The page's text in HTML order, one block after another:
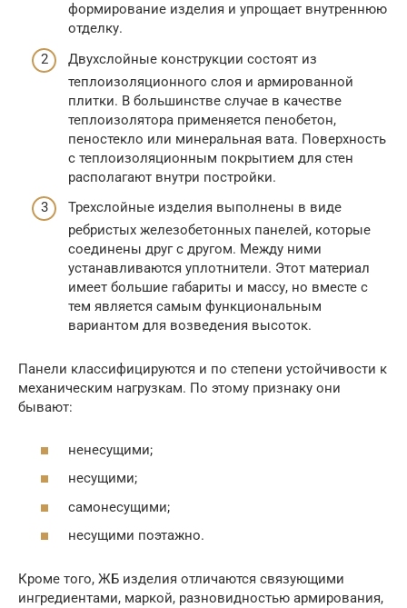
формирование изделия и упрощает внутреннюю
отделку.
Двухслойные конструкции состоят из
теплоизоляционного слоя и армированной
плитки. В большинстве случае в качестве
теплоизолятора применяется пенобетон,
пеностекло или минеральная вата. Поверхность
с теплоизоляционным покрытием для стен
располагают внутри постройки.
Трехслойные изделия выполнены в виде
ребристых железобетонных панелей, которые
соединены друг с другом. Между ними
устанавливаются уплотнители. Этот материал
имеет большие габариты и массу, но вместе с
тем является самым функциональным
вариантом для возведения высоток.
Панели классифицируются и по степени устойчивости к
механическим нагрузкам. По этому признаку они
бывают:
ненесущими;
несущими;
самонесущими;
несущими поэтажно.
Кроме того, ЖБ изделия отличаются связующими
ингредиентами, маркой, разновидностью армирования,